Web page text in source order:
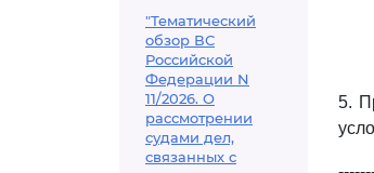
"Тематический
обзор ВС
Российской
Федерации N
11/2026. О
рассмотрении
судами дел,
связанных с
5.